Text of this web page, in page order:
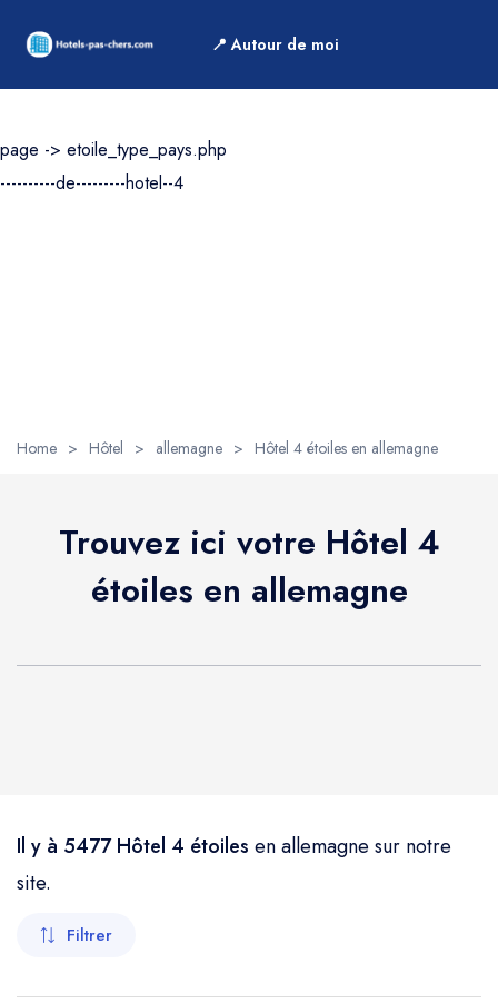
page -> etoile_type_pays.php
----------de---------hotel--4
📍 Autour de moi
Home > Hôtel > allemagne > Hôtel 4 étoiles en allemagne
Trouvez ici votre Hôtel 4
étoiles en allemagne
Il y à 5477 Hôtel 4 étoiles en allemagne sur notre
site.
Filtrer
Par type d'hébergement
Par nombre d'étoile